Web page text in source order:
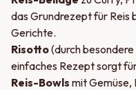
das Grundrezept für Reis
Gerichte.
Risotto(durch
einfaches Rezept sorgt
Reis-Bowls mit Gemüse,